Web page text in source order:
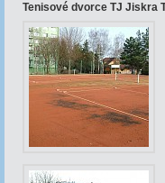
Tenisové dvorce TJ Jiskra